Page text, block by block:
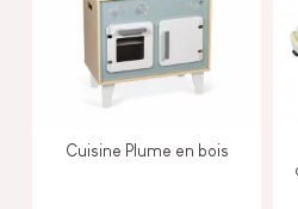
Cuisine Plume en bois